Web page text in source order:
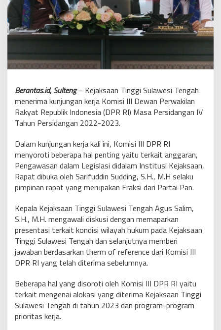
Berantas.id, Sulteng– Kejaksaan Tinggi Sulawesi Tengah
menerima kunjungan kerja Komisi III Dewan Perwakilan
Rakyat Republik Indonesia (DPR RI) Masa Persidangan IV
Tahun Persidangan 2022-2023.
Dalam kunjungan kerja kali ini, Komisi III DPR RI
menyoroti beberapa hal penting yaitu terkait anggaran,
Pengawasan dalam Legislasi didalam Institusi Kejaksaan,
Rapat dibuka oleh Sarifuddin Sudding, S.H., M.H selaku
pimpinan rapat yang merupakan Fraksi dari Partai Pan.
Kepala Kejaksaan Tinggi Sulawesi Tengah Agus Salim,
S.H., M.H. mengawali diskusi dengan memaparkan
presentasi terkait kondisi wilayah hukum pada Kejaksaan
Tinggi Sulawesi Tengah dan selanjutnya memberi
jawaban berdasarkan therm of reference dari Komisi III
DPR RI yang telah diterima sebelumnya.
Beberapa hal yang disoroti oleh Komisi III DPR RI yaitu
terkait mengenai alokasi yang diterima Kejaksaan Tinggi
Sulawesi Tengah di tahun 2023 dan program-program
prioritas kerja.